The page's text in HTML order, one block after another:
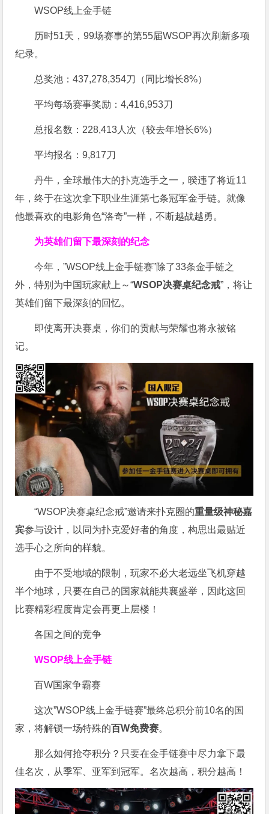
WSOP线上金手链
历时51天，99场赛事的第55届WSOP再次刷新多项
纪录。
总奖池：437,278,354刀（同比增长8%）
平均每场赛事奖励：4,416,953刀
总报名数：228,413人次（较去年增长6%）
平均报名：9,817刀
丹牛，全球最伟大的扑克选手之一，暌违了将近11
年，终于在这次拿下职业生涯第七条冠军金手链。就像
他最喜欢的电影角色“洛奇”一样，不断越战越勇。
为英雄们留下最深刻的纪念
今年，”WSOP线上金手链赛”除了33条金手链之
外，特别为中国玩家献上～“WSOP决赛桌纪念戒”，将让
英雄们留下最深刻的回忆。
即使离开决赛桌，你们的贡献与荣耀也将永被铭
记。
“WSOP决赛桌纪念戒”邀请来扑克圈的重量级神秘嘉
宾参与设计，以同为扑克爱好者的角度，构思出最贴近
选手心之所向的样貌。
由于不受地域的限制，玩家不必大老远坐飞机穿越
半个地球，只要在自己的国家就能共襄盛举，因此这回
比赛精彩程度肯定会再更上层楼！
各国之间的竞争
WSOP线上金手链
百W国家争霸赛
这次”WSOP线上金手链赛”最终总积分前10名的国
家，将解锁一场特殊的百W免费赛。
那么如何抢夺积分？只要在金手链赛中尽力拿下最
佳名次，从季军、亚军到冠军。名次越高，积分越高！